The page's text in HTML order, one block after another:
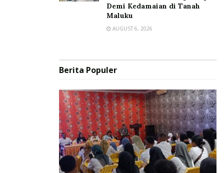
Demi Kedamaian di Tanah
Maluku
AUGUST 6, 2026
Berita Populer